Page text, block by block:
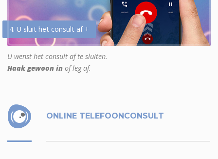
4. U sluit het consult af +
U wenst het consult af te sluiten.
Haak gewoon in of leg af.
ONLINE TELEFOONCONSULT